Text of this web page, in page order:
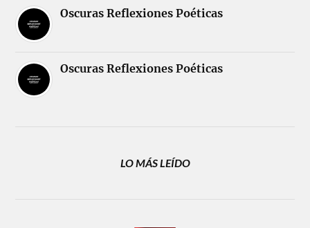
Oscuras Reflexiones Poéticas
Oscuras Reflexiones Poéticas
LO MÁS LEÍDO